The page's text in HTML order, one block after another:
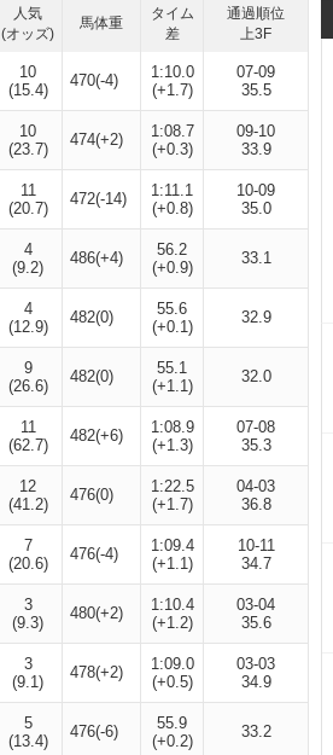
人気
(オッズ)
馬体重
タイム
差
通過順位
上3F
10
(15.4)
470(-4)
1:10.0
(+1.7)
07-09
35.5
10
(23.7)
474(+2)
1:08.7
(+0.3)
09-10
33.9
11
(20.7)
472(-14)
1:11.1
(+0.8)
10-09
35.0
4
(9.2)
486(+4)
56.2
(+0.9)
33.1
4
(12.9)
482(0)
55.6
(+0.1)
32.9
9
(26.6)
482(0)
55.1
(+1.1)
32.0
11
(62.7)
482(+6)
1:08.9
(+1.3)
07-08
35.3
12
(41.2)
476(0)
1:22.5
(+1.7)
04-03
36.8
7
(20.6)
476(-4)
1:09.4
(+1.1)
10-11
34.7
3
(9.3)
480(+2)
1:10.4
(+1.2)
03-04
35.6
3
(9.1)
478(+2)
1:09.0
(+0.5)
03-03
34.9
5
(13.4)
476(-6)
55.9
(+0.2)
33.2